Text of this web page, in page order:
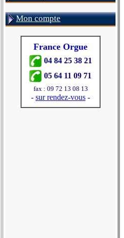
Mon compte
France Orgue
04 84 25 38 21
05 64 11 09 71
fax : 09 72 13 08 13
- sur rendez-vous -